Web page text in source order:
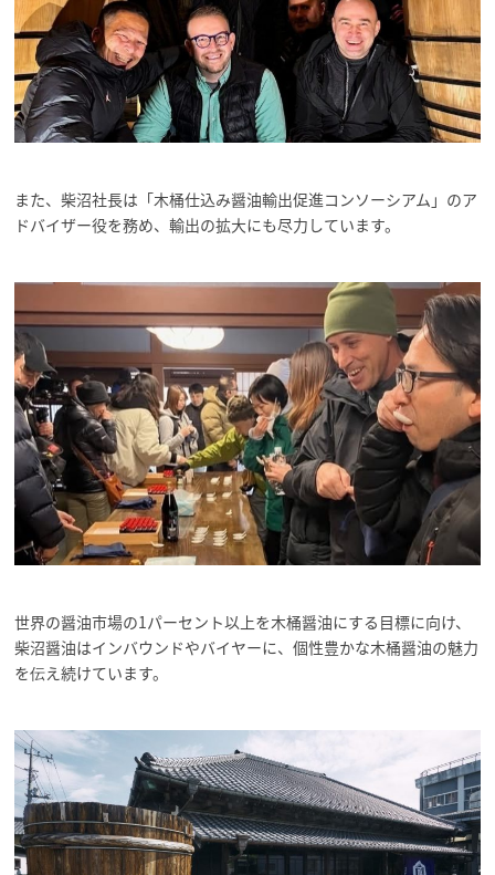
また、柴沼社長は「木桶仕込み醤油輸出促進コンソーシアム」のア
ドバイザー役を務め、輸出の拡大にも尽力しています。
世界の醤油市場の1パーセント以上を木桶醤油にする目標に向け、
柴沼醤油はインバウンドやバイヤーに、個性豊かな木桶醤油の魅力
を伝え続けています。